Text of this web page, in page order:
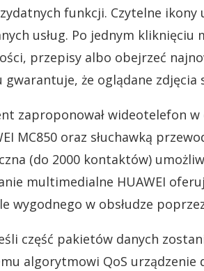
funkcji. Czytelne ikony
usług. Po jednym
przepisy albo obejrzeć
że oglądane zdjęcia
zaproponował wideotelefon
MC850 oraz słuchawką
(do 2000 kontaktów)
multimedialne HUAWEI
wygodnego w obsłudze
część pakietów danych
algorytmowi QoS urządzenie